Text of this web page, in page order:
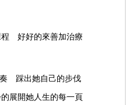
程 好好的來善加治療
奏 踩出她自己的步伐
展開她人生的每一頁